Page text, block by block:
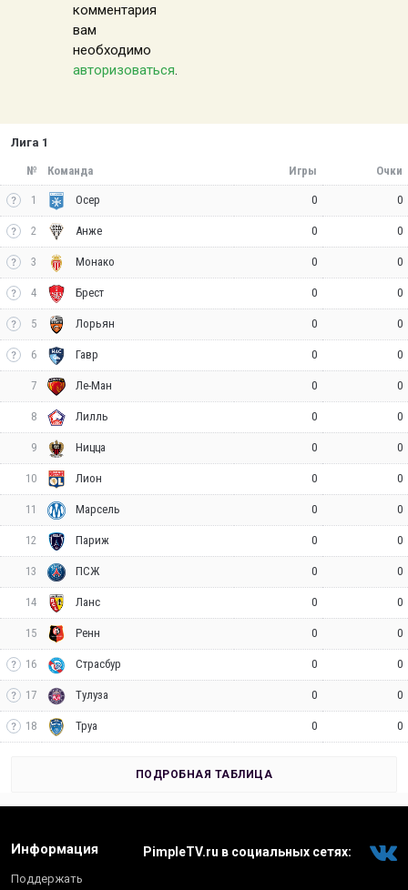
комментария
вам
необходимо
авторизоваться.
Лига 1
№ Команда Игры Очки
1 Осер 0 0
2 Анже 0 0
3 Монако 0 0
4 Брест 0 0
5 Лорьян 0 0
6 Гавр 0 0
7 Ле-Ман 0 0
8 Лилль 0 0
9 Ницца 0 0
10 Лион 0 0
11 Марсель 0 0
12 Париж 0 0
13 ПСЖ 0 0
14 Ланс 0 0
15 Ренн 0 0
16 Страсбур 0 0
17 Тулуза 0 0
18 Труа 0 0
ПОДРОБНАЯ ТАБЛИЦА
Информация
Поддержать
PimpleTV.ru в социальных сетях: